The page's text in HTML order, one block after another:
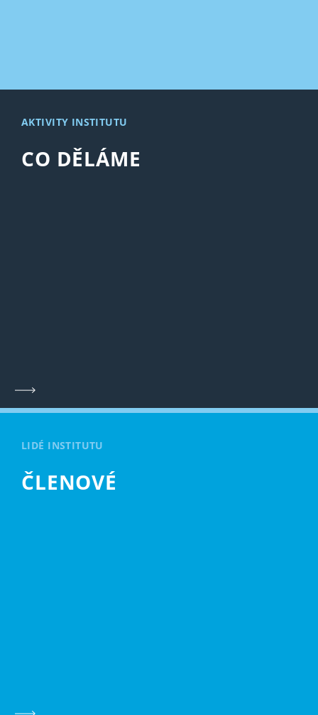
CO DĚLÁME
AKTIVITY INSTITUTU
LIDÉ INSTITUTU
ČLENOVÉ